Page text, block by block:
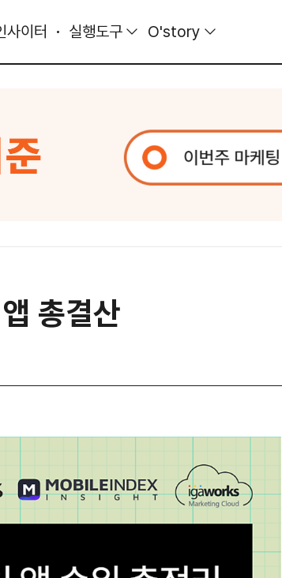
사이터 실행도구 O'story
총결산